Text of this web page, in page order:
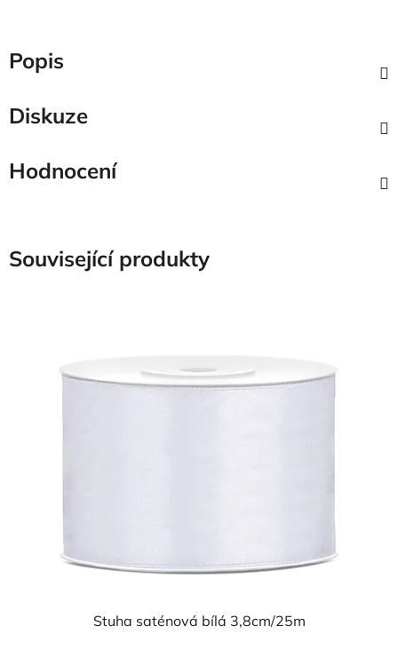
Popis
Diskuze
Hodnocení
Související produkty
Stuha saténová bílá 3,8cm/25m